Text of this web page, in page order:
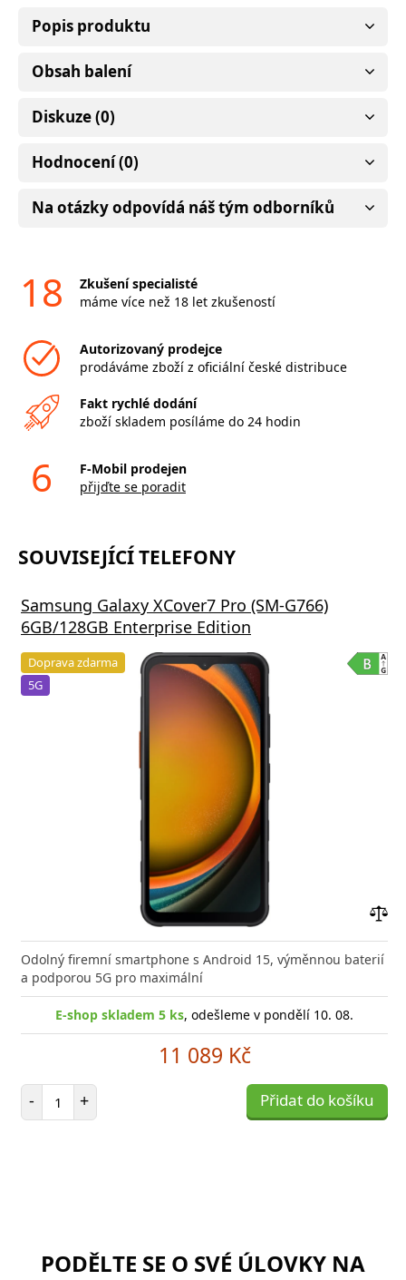
Popis produktu
Obsah balení
Diskuze (0)
Hodnocení (0)
Na otázky odpovídá náš tým odborníků
18
Zkušení specialisté
máme více než 18 let zkušeností
Autorizovaný prodejce
prodáváme zboží z oficiální české distribuce
Fakt rychlé dodání
zboží skladem posíláme do 24 hodin
6
F-Mobil prodejen
přijďte se poradit
SOUVISEJÍCÍ TELEFONY
Samsung Galaxy XCover7 Pro (SM-G766)
6GB/128GB Enterprise Edition
Doprava zdarma
5G
Odolný firemní smartphone s Android 15, výměnnou baterií
a podporou 5G pro maximální
E-shop skladem 5 ks, odešleme v pondělí 10. 08.
11 089 Kč
- Počet položek
+ Přidat do košíku
PODĚLTE SE O SVÉ ÚLOVKY NA